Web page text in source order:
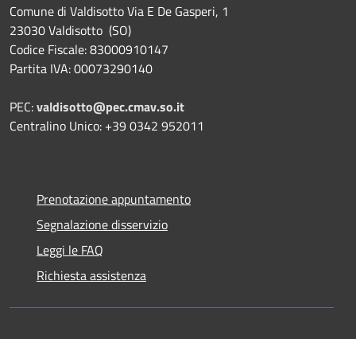
Comune di Valdisotto Via E De Gasperi, 1
23030 Valdisotto (SO)
Codice Fiscale: 83000910147
Partita IVA: 00073290140
PEC:valdisotto@pec.cmav.so.it
Centralino Unico: +39 0342 952011
Prenotazione appuntamento
Segnalazione disservizio
Leggi le FAQ
Richiesta assistenza